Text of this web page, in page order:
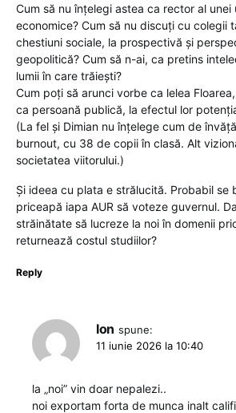
Cum să nu înțelegi astea ca rector al
economice? Cum să nu discuți cu colegii
chestiuni sociale, la prospectivă și
geopolitică? Cum să n-ai, ca pretins
lumii în care trăiești?
Cum poți să arunci vorbe ca lelea
ca persoană publică, la efectul lor
(La fel și Dimian nu înțelege cum de
burnout, cu 38 de copii în clasă. Alt
societatea viitorului.)
Și ideea cu plata e strălucită. Probabil se
priceapă iapa AUR să voteze guvernul.
străinătate să lucreze la noi în domenii
returnează costul studiilor?
Reply
Ion spune:
11 iunie 2026 la 10:40
la „noi” vin doar nepalezi..
noi exportam forta de munca inalt